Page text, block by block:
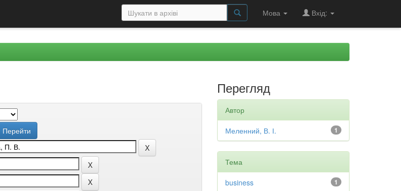
Мова Вхід:
Перегляд
Автор
1
Меленний, В. І.
Тема
1
business